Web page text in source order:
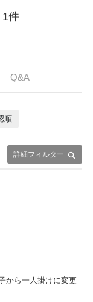
1件
Q&A
詳細フィルター
順
から一人掛けに変更